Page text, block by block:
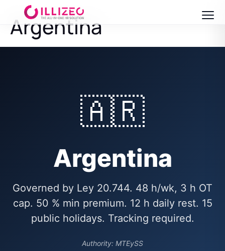
Argentina
🇦🇷
Argentina
Governed by Ley 20.744. 48 h/wk, 3 h OT
cap. 50 % min premium. 12 h daily rest. 15
public holidays. Tracking required.
Authority: MTEySS